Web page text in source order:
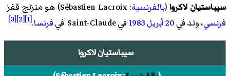
سيباستيان لاكروا(بالفرنسية:
Sébastien Lacroix)‏ هومتزلج قفز
فرنسي، ولد في20 أبريل 1983في Saint-Claude في فرنسا.
[1]
[2]
[3]
سيباستيان لاكروا